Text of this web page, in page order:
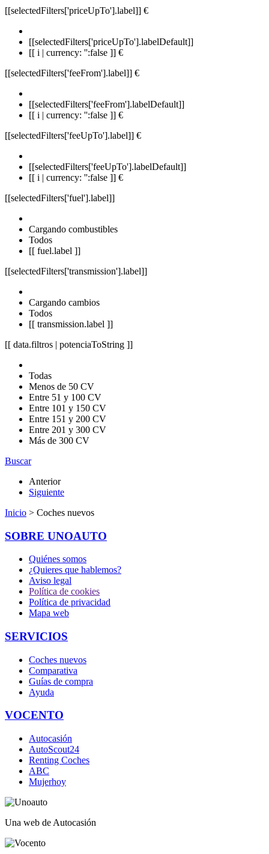
[[selectedFilters['priceUpTo'].label]] €
[[selectedFilters['priceUpTo'].labelDefault]]
[[ i | currency: '':false ]] €
[[selectedFilters['feeFrom'].label]] €
[[selectedFilters['feeFrom'].labelDefault]]
[[ i | currency: '':false ]] €
[[selectedFilters['feeUpTo'].label]] €
[[selectedFilters['feeUpTo'].labelDefault]]
[[ i | currency: '':false ]] €
[[selectedFilters['fuel'].label]]
Cargando combustibles
Todos
[[ fuel.label ]]
[[selectedFilters['transmission'].label]]
Cargando cambios
Todos
[[ transmission.label ]]
[[ data.filtros | potenciaToString ]]
Todas
Menos de 50 CV
Entre 51 y 100 CV
Entre 101 y 150 CV
Entre 151 y 200 CV
Entre 201 y 300 CV
Más de 300 CV
Buscar
Anterior
Siguiente
Inicio > Coches nuevos
SOBRE UNOAUTO
Quiénes somos
¿Quieres que hablemos?
Aviso legal
Política de cookies
Política de privacidad
Mapa web
SERVICIOS
Coches nuevos
Comparativa
Guías de compra
Ayuda
VOCENTO
Autocasión
AutoScout24
Renting Coches
ABC
Mujerhoy
Una web de Autocasión